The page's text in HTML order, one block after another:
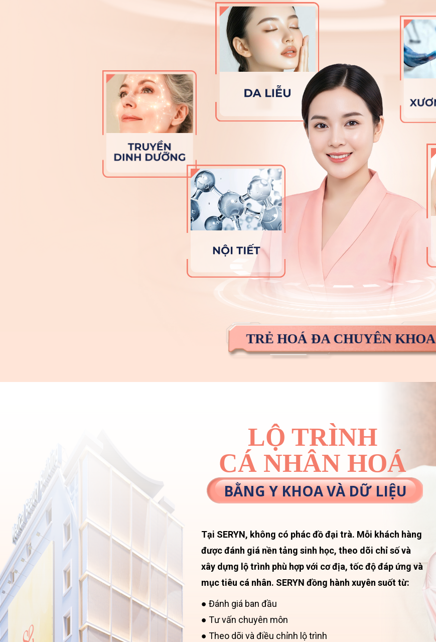
TRẺ HOÁ ĐA CHUYÊN KHOA
LỘ TRÌNH
CÁ NHÂN HOÁ
BẰNG Y KHOA VÀ DỮ LIỆU
Tại SERYN, không có phác đồ đại trà. Mỗi khách hàng
được đánh giá nền tảng sinh học, theo dõi chỉ số và
xây dựng lộ trình phù hợp với cơ địa, tốc độ đáp ứng và
mục tiêu cá nhân. SERYN đồng hành xuyên suốt từ:
● Đánh giá ban đầu
● Tư vấn chuyên môn
● Theo dõi và điều chỉnh lộ trình